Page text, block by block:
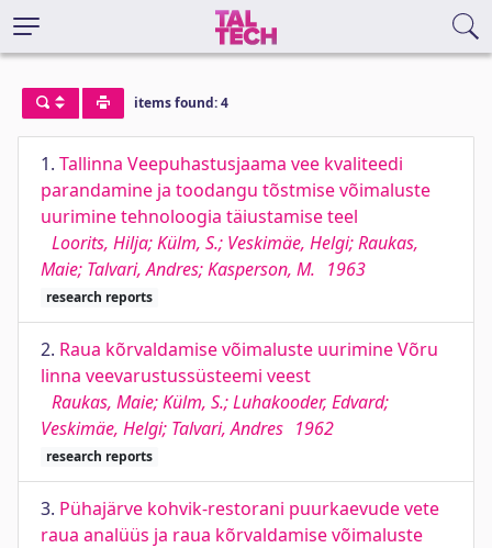
items found: 4
1. Tallinna Veepuhastusjaama vee kvaliteedi
parandamine ja toodangu tõstmise võimaluste
uurimine tehnoloogia täiustamise teel
Loorits, Hilja; Külm, S.; Veskimäe, Helgi; Raukas,
Maie; Talvari, Andres; Kasperson, M. 1963
research reports
2. Raua kõrvaldamise võimaluste uurimine Võru
linna veevarustussüsteemi veest
Raukas, Maie; Külm, S.; Luhakooder, Edvard;
Veskimäe, Helgi; Talvari, Andres 1962
research reports
3. Pühajärve kohvik-restorani puurkaevude vete
raua analüüs ja raua kõrvaldamise võimaluste